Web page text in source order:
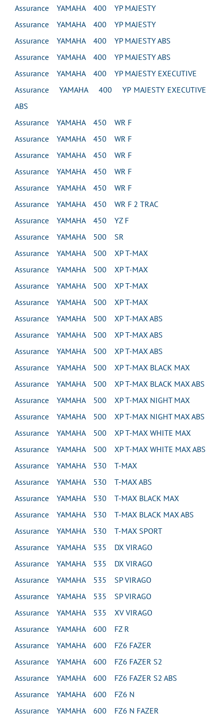
Assurance YAMAHA 400 YP MAJESTY
Assurance YAMAHA 400 YP MAJESTY
Assurance YAMAHA 400 YP MAJESTY ABS
Assurance YAMAHA 400 YP MAJESTY ABS
Assurance YAMAHA 400 YP MAJESTY EXECUTIVE
Assurance YAMAHA 400 YP MAJESTY EXECUTIVE
ABS
Assurance YAMAHA 450 WR F
Assurance YAMAHA 450 WR F
Assurance YAMAHA 450 WR F
Assurance YAMAHA 450 WR F
Assurance YAMAHA 450 WR F
Assurance YAMAHA 450 WR F 2 TRAC
Assurance YAMAHA 450 YZ F
Assurance YAMAHA 500 SR
Assurance YAMAHA 500 XP T-MAX
Assurance YAMAHA 500 XP T-MAX
Assurance YAMAHA 500 XP T-MAX
Assurance YAMAHA 500 XP T-MAX
Assurance YAMAHA 500 XP T-MAX ABS
Assurance YAMAHA 500 XP T-MAX ABS
Assurance YAMAHA 500 XP T-MAX ABS
Assurance YAMAHA 500 XP T-MAX BLACK MAX
Assurance YAMAHA 500 XP T-MAX BLACK MAX ABS
Assurance YAMAHA 500 XP T-MAX NIGHT MAX
Assurance YAMAHA 500 XP T-MAX NIGHT MAX ABS
Assurance YAMAHA 500 XP T-MAX WHITE MAX
Assurance YAMAHA 500 XP T-MAX WHITE MAX ABS
Assurance YAMAHA 530 T-MAX
Assurance YAMAHA 530 T-MAX ABS
Assurance YAMAHA 530 T-MAX BLACK MAX
Assurance YAMAHA 530 T-MAX BLACK MAX ABS
Assurance YAMAHA 530 T-MAX SPORT
Assurance YAMAHA 535 DX VIRAGO
Assurance YAMAHA 535 DX VIRAGO
Assurance YAMAHA 535 SP VIRAGO
Assurance YAMAHA 535 SP VIRAGO
Assurance YAMAHA 535 XV VIRAGO
Assurance YAMAHA 600 FZ R
Assurance YAMAHA 600 FZ6 FAZER
Assurance YAMAHA 600 FZ6 FAZER S2
Assurance YAMAHA 600 FZ6 FAZER S2 ABS
Assurance YAMAHA 600 FZ6 N
Assurance YAMAHA 600 FZ6 N FAZER